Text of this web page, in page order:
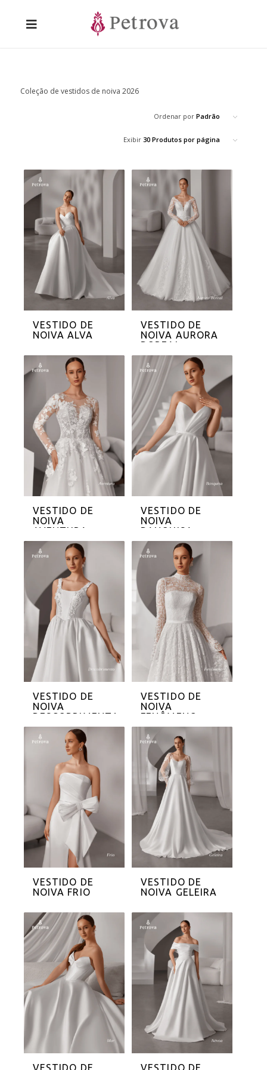
Coleção de vestidos de noiva 2026
Ordenar porPadrão
Exibir30 Produtos por página
VESTIDO DE
NOIVA ALVA
VESTIDO DE
NOIVA AURORA
BOREAL
VESTIDO DE
NOIVA
AVENTURA
VESTIDO DE
NOIVA
BANQUISA
VESTIDO DE
NOIVA
DESCOBRIMENTO
VESTIDO DE
NOIVA
FENÔMENO
VESTIDO DE
NOIVA FRIO
VESTIDO DE
NOIVA GELEIRA
VESTIDO DE VESTIDO DE